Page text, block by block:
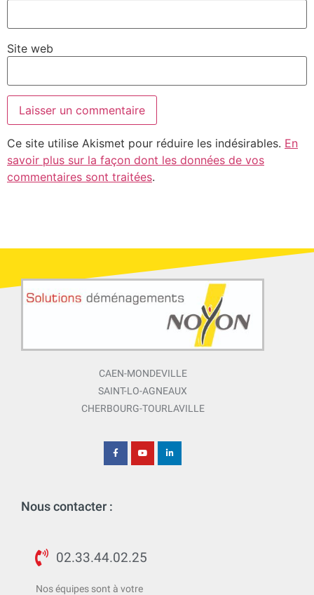
Site web
Ce site utilise Akismet pour réduire les indésirables. En
savoir plus sur la façon dont les données de vos
commentaires sont traitées.
CAEN-MONDEVILLE
SAINT-LO-AGNEAUX
CHERBOURG-TOURLAVILLE
Nous contacter :
02.33.44.02.25
Nos équipes sont à votre